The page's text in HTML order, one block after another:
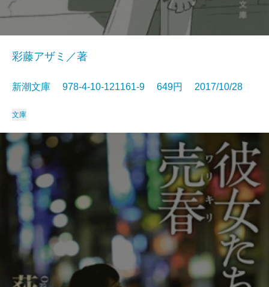
彩藤アザミ／著
新潮文庫 978-4-10-121161-9 649円 2017/10/28
文庫